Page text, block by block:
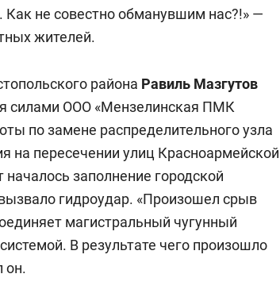
Как не совестно обманувшим нас?!» —
жителей.
района Равиль Мазгутов
силами ООО «Мензелинская ПМК
по замене распределительного узла
на пересечении улиц Красноармейской
заполнение городской
гидроудар. «Произошел срыв
магистральный чугунный
В результате чего произошло
он.